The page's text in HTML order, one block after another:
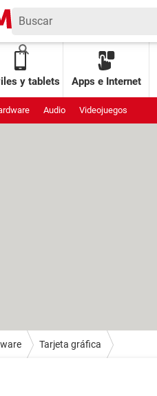
y tablets Apps e Internet
Audio Videojuegos
Tarjeta gráfica